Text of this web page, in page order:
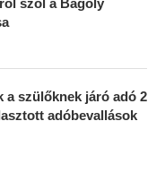
szól a Bagoly
a szülőknek járó adó 2
adóbevallások